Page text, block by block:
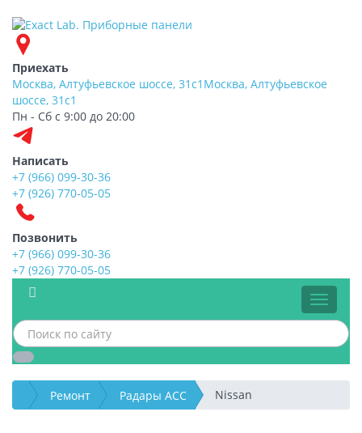
Приехать
Москва, Алтуфьевское шоссе, 31с1 Москва, Алтуфьевское
шоссе, 31с1
Пн - Сб с 9:00 до 20:00
Написать
+7 (966) 099-30-36
+7 (926) 770-05-05
Позвонить
+7 (966) 099-30-36
+7 (926) 770-05-05
Меню
Ремонт Радары АСС Nissan